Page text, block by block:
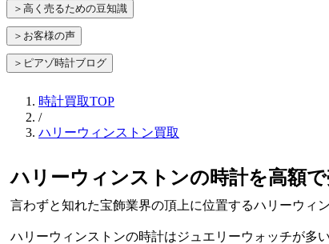
＞高く売るための豆知識
＞お客様の声
＞ピアゾ時計ブログ
時計買取TOP
/
ハリーウィンストン買取
ハリーウィンストンの時計を高額
言わずと知れた宝飾業界の頂上に位置するハリーウィ
ハリーウィンストンの時計はジュエリーウォッチが多い